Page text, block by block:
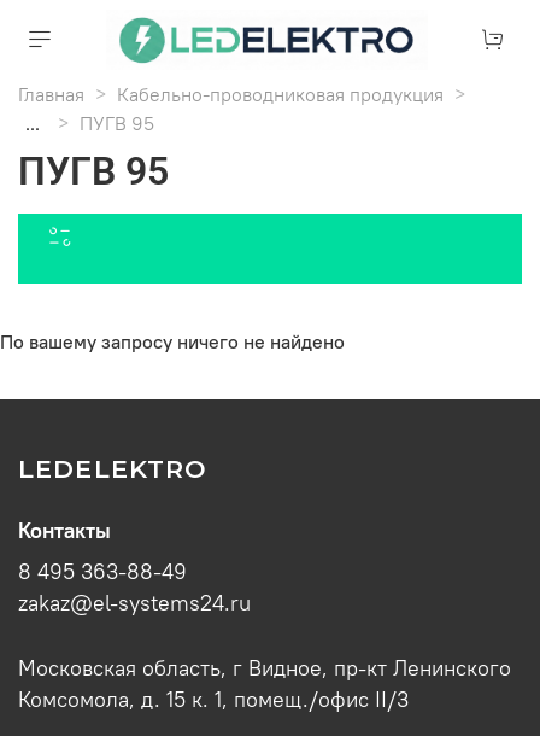
Главная
Кабельно-проводниковая продукция
...
ПУГВ 95
ПУГВ 95
По вашему запросу ничего не найдено
LEDELEKTRO
Контакты
8 495 363-88-49
zakaz@el-systems24.ru
Московская область, г Видное, пр-кт Ленинского
Комсомола, д. 15 к. 1, помещ./офис II/3